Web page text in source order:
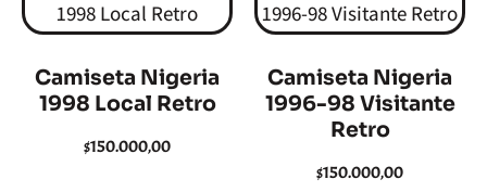
Camiseta Nigeria
1998 Local Retro
$150.000,00
Camiseta Nigeria
1996-98 Visitante
Retro
$150.000,00